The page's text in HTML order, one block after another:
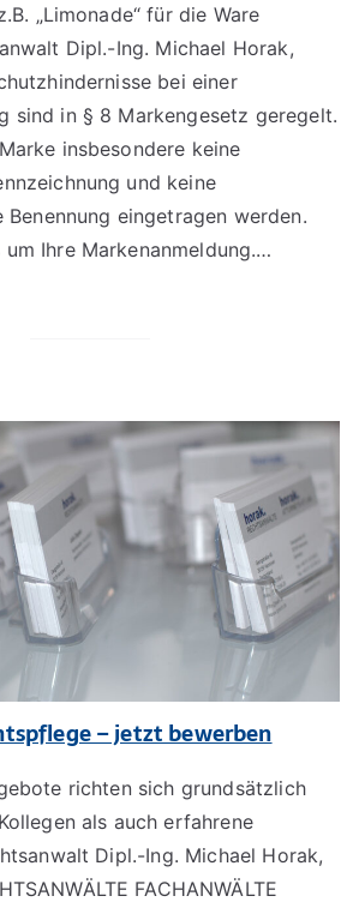
„Limonade“ für die Ware
Dipl.-Ing. Michael Horak,
bei einer
sind in § 8 Markengesetz geregelt.
insbesondere keine
und keine
eingetragen werden.
Ihre Markenanmeldung.…
– jetzt bewerben
richten sich grundsätzlich
als auch erfahrene
Dipl.-Ing. Michael Horak,
FACHANWÄLTE